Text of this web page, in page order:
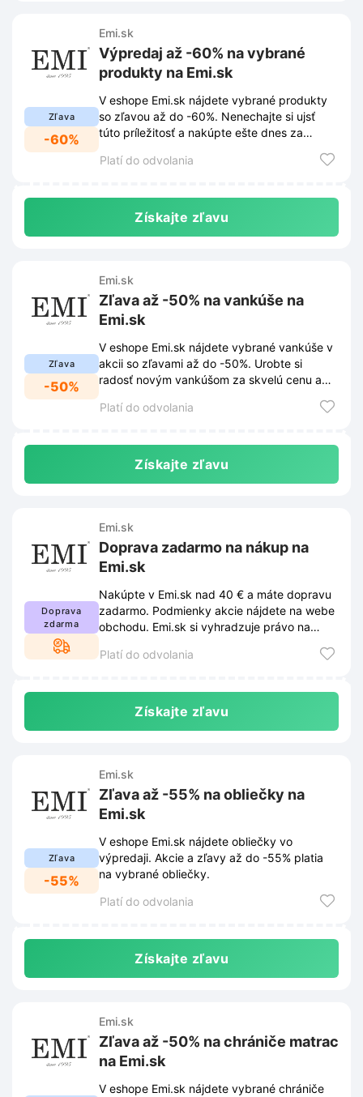
Zľava
-60%
Emi.sk
Výpredaj až -60% na vybrané
produkty na Emi.sk
V eshope Emi.sk nájdete vybrané produkty
so zľavou až do -60%. Nenechajte si ujsť
túto príležitosť a nakúpte ešte dnes za
Platí do odvolania
Získajte zľavu
Zľava
-50%
Emi.sk
Zľava až -50% na vankúše na
Emi.sk
V eshope Emi.sk nájdete vybrané vankúše v
akcii so zľavami až do -50%. Urobte si
radosť novým vankúšom za skvelú cenu a
Platí do odvolania
Získajte zľavu
Doprava
zdarma
Emi.sk
Doprava zadarmo na nákup na
Emi.sk
Nakúpte v Emi.sk nad 40 € a máte dopravu
zadarmo. Podmienky akcie nájdete na webe
obchodu. Emi.sk si vyhradzuje právo na
Platí do odvolania
Získajte zľavu
Zľava
-55%
Emi.sk
Zľava až -55% na obliečky na
Emi.sk
V eshope Emi.sk nájdete obliečky vo
výpredaji. Akcie a zľavy až do -55% platia
na vybrané obliečky.
Platí do odvolania
Získajte zľavu
Emi.sk
Zľava až -50% na chrániče matrac
na Emi.sk
V eshope Emi.sk nájdete vybrané chrániče